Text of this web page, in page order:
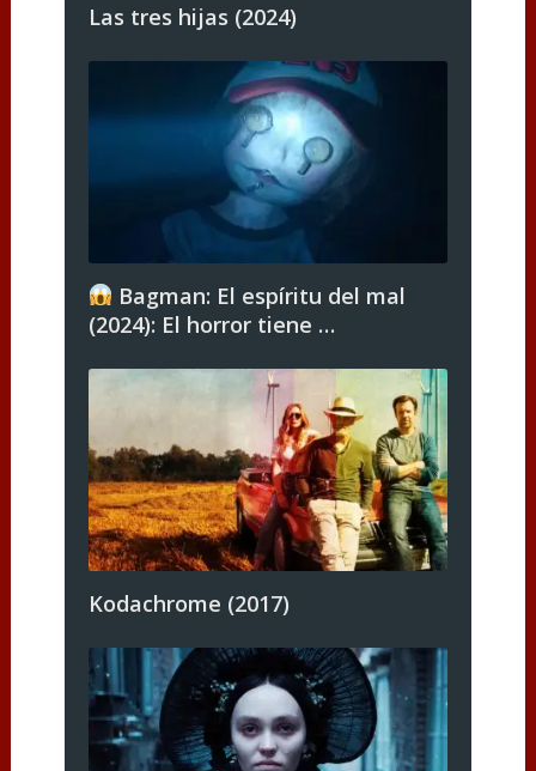
Las tres hijas (2024)
Bagman: El espíritu del mal
(2024): El horror tiene …
Kodachrome (2017)